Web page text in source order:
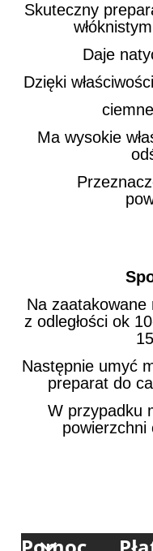
Skuteczny
Daje
Dzięki
Ma wysokie
Na
z odległości ok
Następnie umyć
preparat do
W przypadku
powierzchni